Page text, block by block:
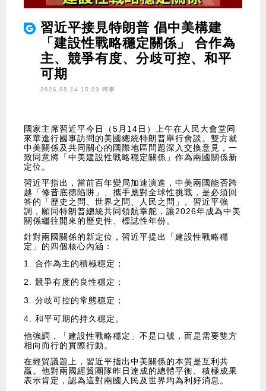
習近平接見特朗普 倡中美構建
「建設性戰略穩定關係」 合作為
主、競爭有度、分歧可控、和平
可期
2026.05.14 15:23 時事
國家主席習近平今日（5月14日）上午在人民大會堂同
來華進行國事訪問的美國總統特朗普舉行會談。雙方就
中美關係及共同關心的國際地區問題深入交換意見，一
致同意將「中美建設性戰略穩定關係」作為兩國關係新
定位。
習近平指出，當前百年變局加速演進，中美兩國能否跨
越「修昔底德陷阱」、攜手應對全球性挑戰，是必須回
答的「歷史之問、世界之問、人民之問」。習近平強
調，願同特朗普總統共同領航掌舵，讓2026年成為中美
關係繼往開來的歷史性、標誌性年份。
針對兩國關係的新定位，習近平提出「建設性戰略穩
定」的四個核心內涵：
合作為主的積極穩定；
競爭有度的良性穩定；
分歧可控的常態穩定；
和平可期的持久穩定。
他強調，「建設性戰略穩定」不是口號，而是需要雙方
相向而行的實際行動。
在經貿議題上，習近平指出中美關係的本質是互利共
贏。他對兩國經貿團隊昨日達成的總體平衡、積極成果
表示肯定，認為這對兩國人民及世界均為利好消息。